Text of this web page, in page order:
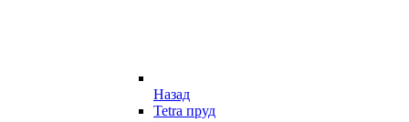
Назад
Tetra пруд